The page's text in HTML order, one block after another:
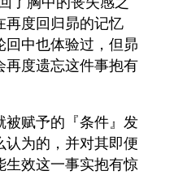
再度回归昴的记忆
回中也体验过，但昴
再度遗忘这件事抱有
被赋予的『条件』发
为的，并对其即便
生效这一事实抱有惊